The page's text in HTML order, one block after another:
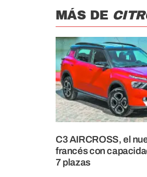
MÁS DE
C3 AIRCROSS, el
francés con
7 plazas